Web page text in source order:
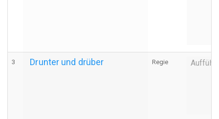
3 Drunter und drüber Regie